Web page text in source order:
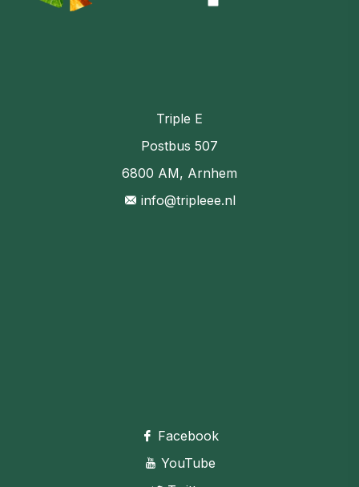
Triple E
Postbus 507
6800 AM, Arnhem
info@tripleee.nl
Facebook
YouTube